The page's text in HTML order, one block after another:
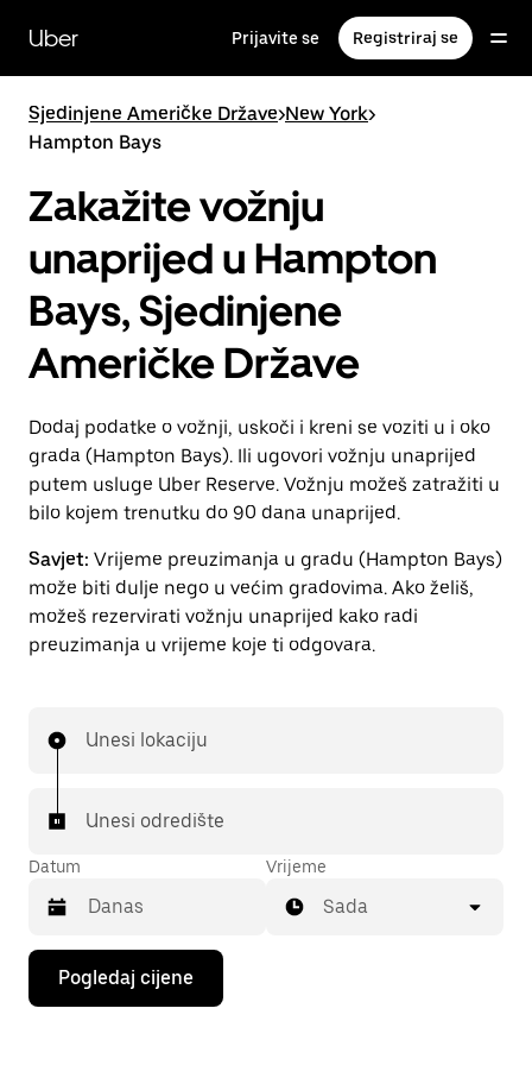
glavni
sadržaj
Uber Prijavite se Registriraj se
Sjedinjene Američke Države>New York>
Hampton Bays
Zakažite vožnju
unaprijed u Hampton
Bays, Sjedinjene
Američke Države
Dodaj podatke o vožnji, uskoči i kreni se voziti u i oko
grada (Hampton Bays). Ili ugovori vožnju unaprijed
putem usluge Uber Reserve. Vožnju možeš zatražiti u
bilo kojem trenutku do 90 dana unaprijed.
Savjet: Vrijeme preuzimanja u gradu (Hampton Bays)
može biti dulje nego u većim gradovima. Ako želiš,
možeš rezervirati vožnju unaprijed kako radi
preuzimanja u vrijeme koje ti odgovara.
Unesi lokaciju
Unesi odredište
Datum
Pritisni
tipku
sa
Vrijeme
Sada
Pogledaj cijene